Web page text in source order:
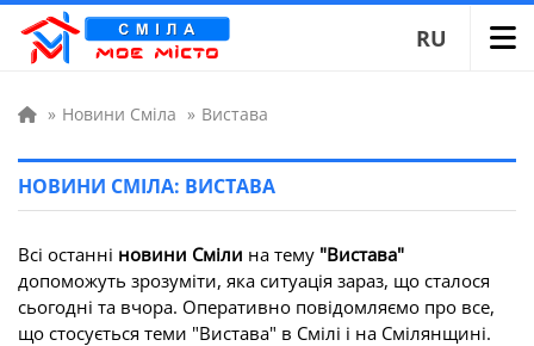
RU
» Новини Сміла » Вистава
НОВИНИ СМІЛА: ВИСТАВА
Всі останні новини Сміли на тему "Вистава"
допоможуть зрозуміти, яка ситуація зараз, що сталося
сьогодні та вчора. Оперативно повідомляємо про все,
що стосується теми "Вистава" в Смілі і на Смілянщині.